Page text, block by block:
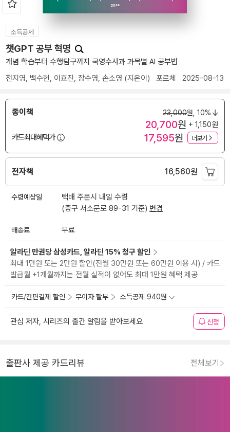
소득공제
챗GPT 공부 혁명
개념 학습부터 수행탐구까지 국영수사과 과목별 AI 공부법
전지영, 백수현, 이효진, 장수영, 손소영 (지은이) 포르체 2025-08-13
종이책 23,000원, 10%
20,700원 + 1,150원
카드최대혜택가
17,595원 더보기
전자책 16,560원
수령예상일
택배 주문시 내일 수령
(중구 서소문로 89-31 기준) 변경
배송료 무료
알라딘 만권당 삼성카드, 알라딘 15% 청구 할인
최대 1만원 또는 2만원 할인(전월 30만원 또는 60만원 이용 시) / 카드
발급월 +1개월까지는 전월 실적이 없어도 최대 1만원 혜택 제공
카드/간편결제 할인 무이자 할부 소득공제 940원
관심 저자, 시리즈의 출간 알림을 받아보세요 신청
출판사 제공 카드리뷰 전체보기